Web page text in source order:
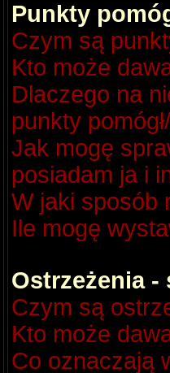
Punkty
Czym są
Kto może
Dlaczego na
punkty
Jak mogę
posiadam ja i
W jaki sposób
Ile mogę
Ostrzeżenia
Czym są
Kto może
Co oznaczają